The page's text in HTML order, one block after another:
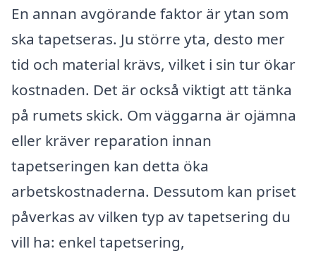
En annan avgörande faktor är ytan som
ska tapetseras. Ju större yta, desto mer
tid och material krävs, vilket i sin tur ökar
kostnaden. Det är också viktigt att tänka
på rumets skick. Om väggarna är ojämna
eller kräver reparation innan
tapetseringen kan detta öka
arbetskostnaderna. Dessutom kan priset
påverkas av vilken typ av tapetsering du
vill ha: enkel tapetsering,